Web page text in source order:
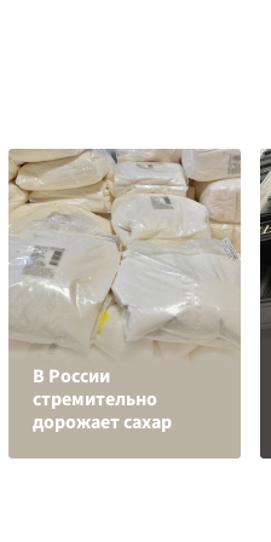
В России
стремительно
дорожает сахар